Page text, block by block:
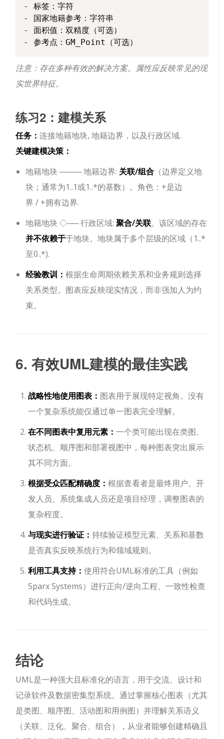
- 标签：字符
- 国家地籍参考：字符串
- 面积值：双精度（可选）
注意：存在多种有效的解决方案。属性应反映常见的现
实世界特征。
练习2：建模关系
任务：连接地籍地块,地籍边界 ，以及行政区域.
关键建模决策：
地籍地块────地籍边界: 关联/组合 （边界定义地
块；通常为1..1或1..*的基数）。角色： +是边
界 / +拥有边界.
地籍地块◇──行政区域:聚合/关联。该区域的存在
并不依赖于于地块。地块属于多个层级的区域（1..*
至0..*).
经验教训：根据生命周期依赖关系和业务规则选择
关系类型。图表应反映现实情况，而非强加人为约
束。
6. 有效UML建模的最佳实践
战略性地使用图表： 图表用于展现特定视角。没有
一个复杂系统能仅通过单一图表完全理解。
在不同图表中复用元素：一个类可能出现在类图、
状态机、顺序图和部署视图中，每种图表突出展示
其不同方面。
根据受众匹配精确度：根据查看者是最终用户、开
发人员、系统集成人员还是项目经理，调整图表的
复杂程度。
与现实进行验证：持续验证模型元素、关系和基数
是否真实反映系统行为和领域规则。
利用工具支持：使用符合UML标准的工具（例如
Sparx Systems）进行正向/逆向工程、一致性检查
和代码生成。
结论
UML是一种强大且标准化的语言，用于交流、设计和
记录软件及数据密集型系统。通过掌握核心图表（尤其
是类图、顺序图、活动图和用例图）并理解关系语义
（关联、泛化、聚合、组合），从业者能够创建精确且